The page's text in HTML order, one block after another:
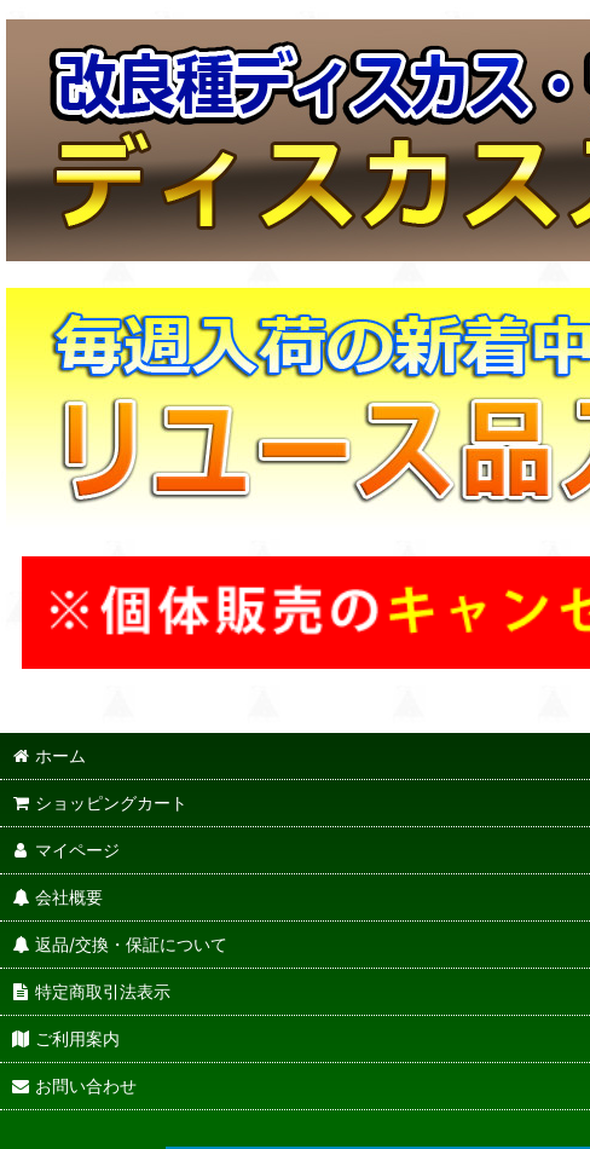
ホーム
ショッピングカート
マイページ
会社概要
返品/交換・保証について
特定商取引法表示
ご利用案内
お問い合わせ